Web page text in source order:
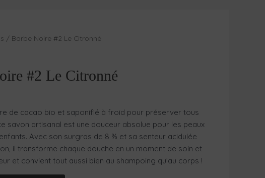
/ Barbe Noire #2 Le Citronné
#2 Le Citronné
de cacao bio et saponifié à froid pour préserver tous
savon artisanal est une douceur absolue pour les peaux
Avec son surgras de 8 % et sa senteur acidulée
il transforme chaque douche en un moment de soin et
et convient tout aussi bien au shampoing qu’au corps !